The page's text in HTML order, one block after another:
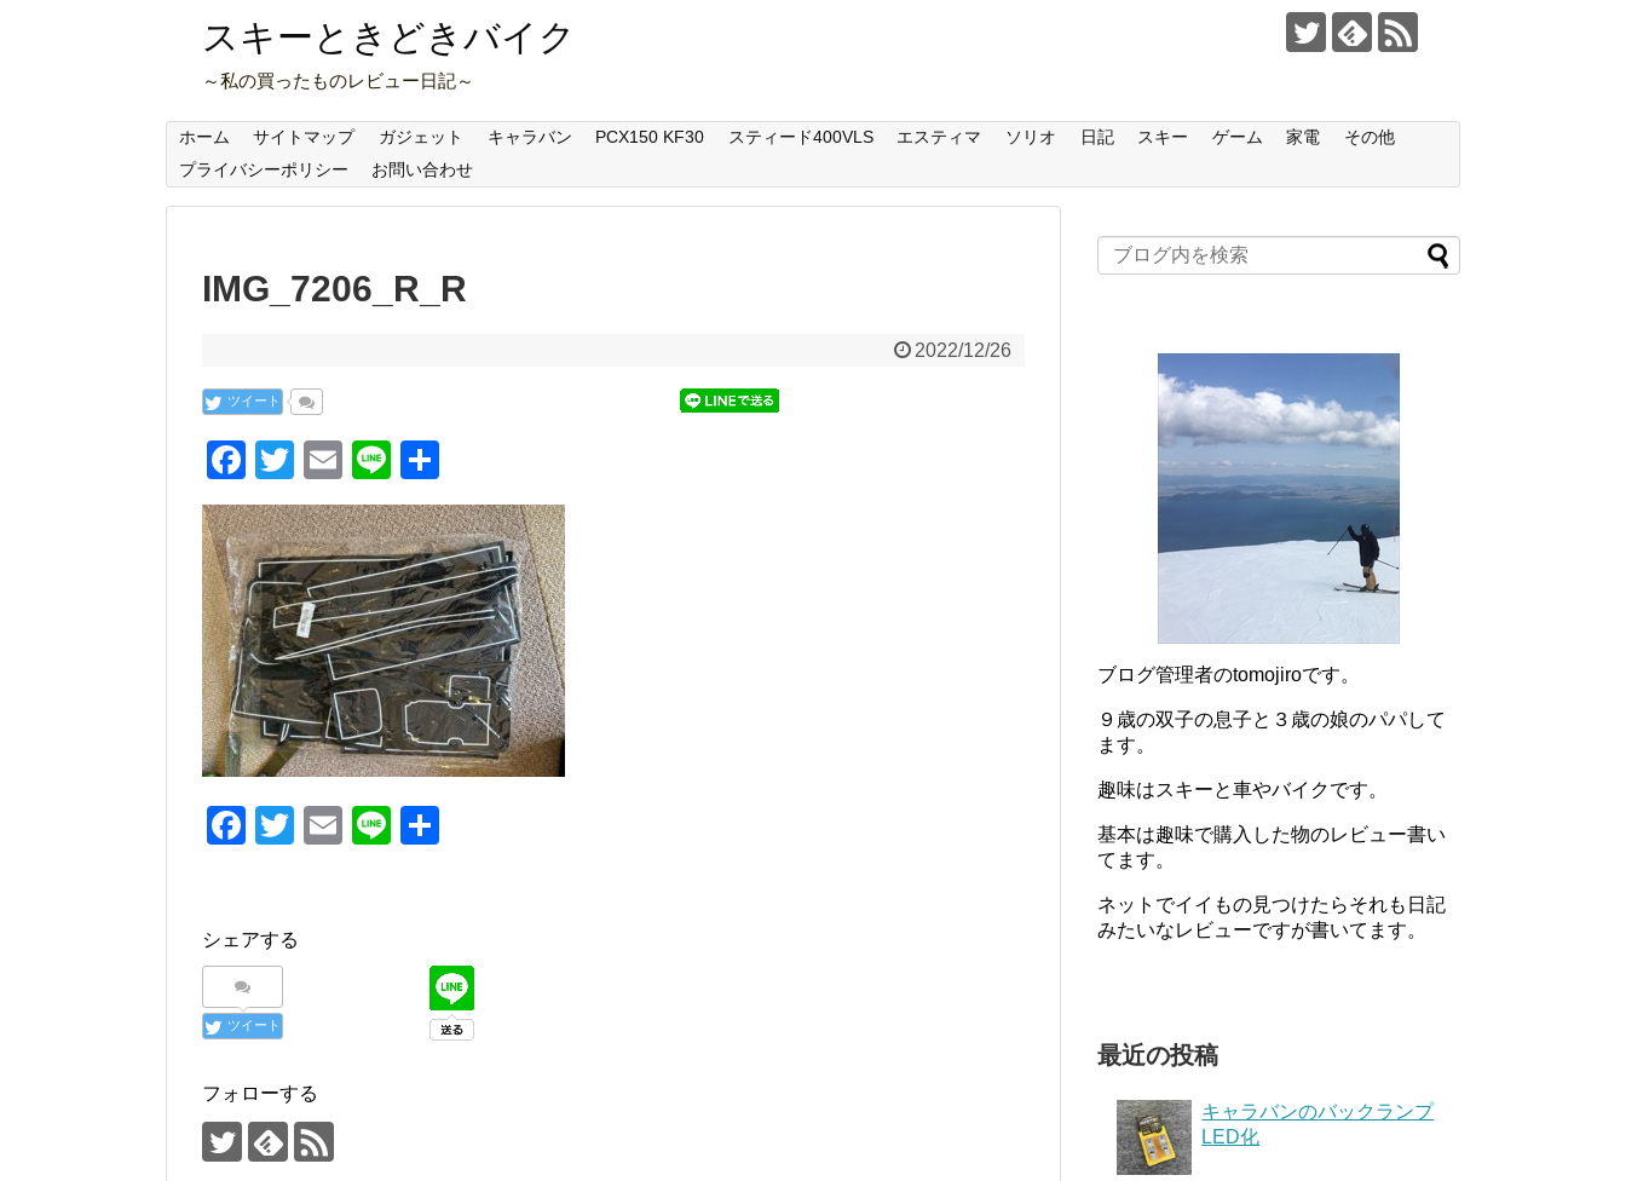
スキーときどきバイク
～私の買ったものレビュー日記～
ホーム サイトマップ ガジェット キャラバン PCX150 KF30 スティード400VLS エスティマ ソリオ 日記 スキー ゲーム 家電
その他
プライバシーポリシー
お問い合わせ
IMG_7206_R_R
2022/12/26
ツイート
F
a
c
e
b
o
o
k
T
wi
tt
er
E
m
ail
Li
n
e
有
F
e
b
o
k
T
er
E
Li
シェアする
ツイート
フォローする
ブログ管理者のtomojiroです。
９歳の双子の息子と３歳の娘のパパして
ます。
趣味はスキーと車やバイクです。
基本は趣味で購入した物のレビュー書い
てます。
ネットでイイもの見つけたらそれも日記
みたいなレビューですが書いてます。
最近の投稿
キャラバンのバックランプ
LED化